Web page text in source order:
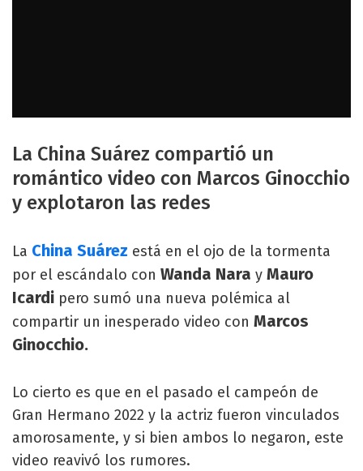
La China Suárez compartió un
romántico video con Marcos Ginocchio
y explotaron las redes
La China Suárez está en el ojo de la tormenta
por el escándalo con Wanda Nara y Mauro
Icardi pero sumó una nueva polémica al
compartir un inesperado video con Marcos
Ginocchio.
Lo cierto es que en el pasado el campeón de
Gran Hermano 2022 y la actriz fueron vinculados
amorosamente, y si bien ambos lo negaron, este
video reavivó los rumores.